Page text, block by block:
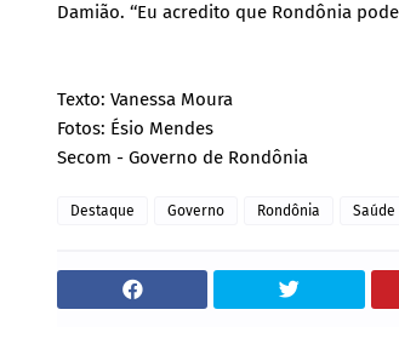
Damião. ‘‘Eu acredito que Rondônia
Texto: Vanessa Moura
Fotos: Ésio Mendes
Secom - Governo de Rondônia
Destaque Governo Rondônia Saúde